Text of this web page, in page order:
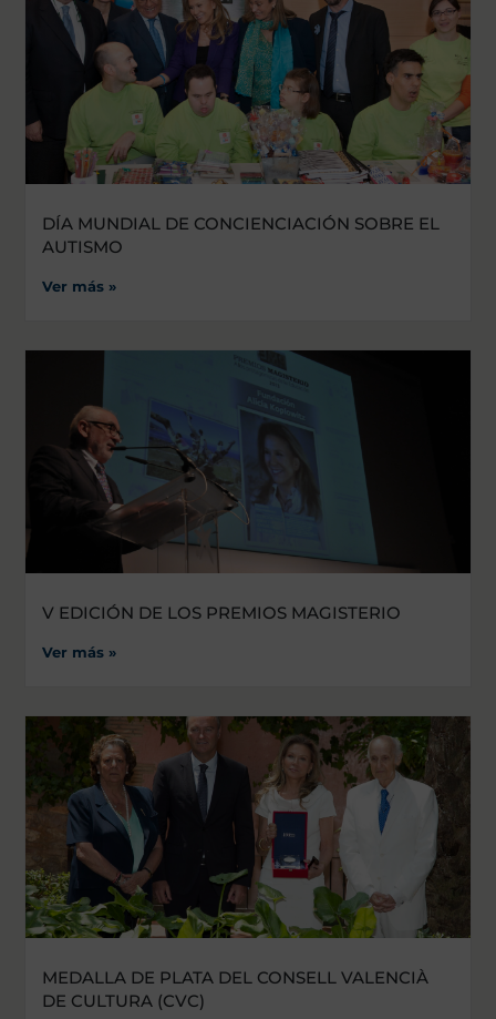
DÍA MUNDIAL DE CONCIENCIACIÓN SOBRE EL
AUTISMO
Ver más »
V EDICIÓN DE LOS PREMIOS MAGISTERIO
Ver más »
MEDALLA DE PLATA DEL CONSELL VALENCIÀ
DE CULTURA (CVC)